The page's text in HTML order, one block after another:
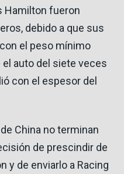
Hamilton fueron
debido a que sus
el peso mínimo
auto del siete veces
con el espesor del
China no terminan
de prescindir de
y de enviarlo a Racing